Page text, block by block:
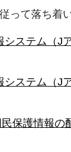
って落ち着
ステム（
ステム（
保護情報